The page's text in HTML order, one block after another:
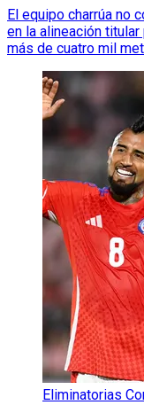
El equipo charrúa no
en la alineación
más de cuatro mil
Eliminatorias